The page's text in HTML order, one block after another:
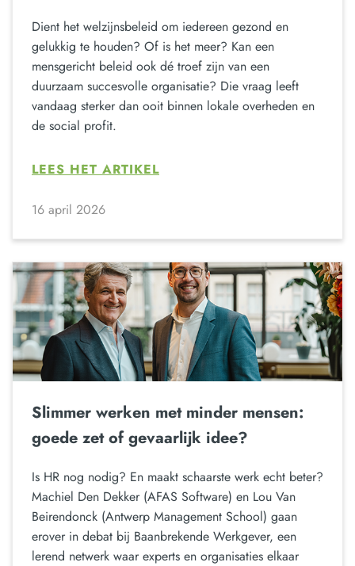
Dient het welzijnsbeleid om iedereen gezond en
gelukkig te houden? Of is het meer? Kan een
mensgericht beleid ook dé troef zijn van een
duurzaam succesvolle organisatie? Die vraag leeft
vandaag sterker dan ooit binnen lokale overheden en
de social profit.
LEES HET ARTIKEL
16 april 2026
Slimmer werken met minder mensen:
goede zet of gevaarlijk idee?
Is HR nog nodig? En maakt schaarste werk echt beter?
Machiel Den Dekker (AFAS Software) en Lou Van
Beirendonck (Antwerp Management School) gaan
erover in debat bij Baanbrekende Werkgever, een
lerend netwerk waar experts en organisaties elkaar